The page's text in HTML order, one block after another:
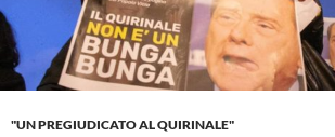
"UN PREGIUDICATO AL QUIRINALE"